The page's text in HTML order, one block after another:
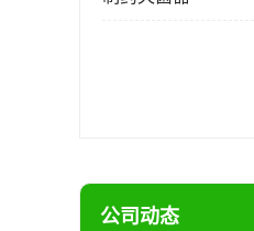
公司动态